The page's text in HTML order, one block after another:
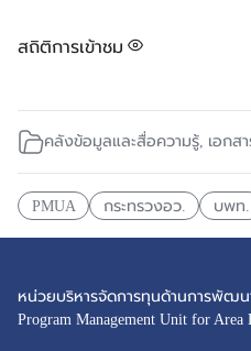
สถิติการเข้าชม
คลังข้อมูลและสื่อความรู้ เอกส
PMUA กระทรวงอว. บพท.
หน่วยบริหารจัดการทุนด้านการพัฒ
Program Management Unit for Area